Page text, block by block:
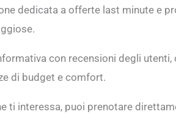
dedicata a offerte last minute e
con recensioni degli utenti,
di budget e comfort.
ti interessa, puoi prenotare